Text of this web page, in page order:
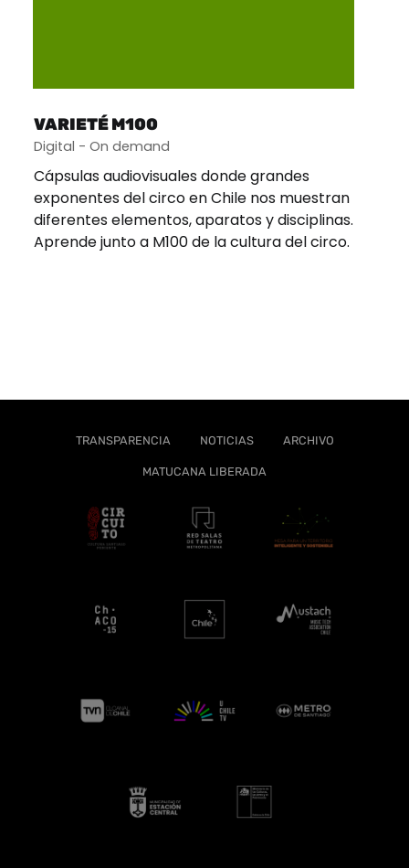
VARIETÉ M100
Digital - On demand
Cápsulas audiovisuales donde grandes
exponentes del circo en Chile nos muestran
diferentes elementos, aparatos y disciplinas.
Aprende junto a M100 de la cultura del circo.
TRANSPARENCIA NOTICIAS ARCHIVO
MATUCANA LIBERADA